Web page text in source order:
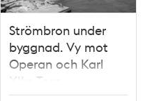
Strömbron under
byggnad. Vy mot
Operan och Karl
XII:s Torg